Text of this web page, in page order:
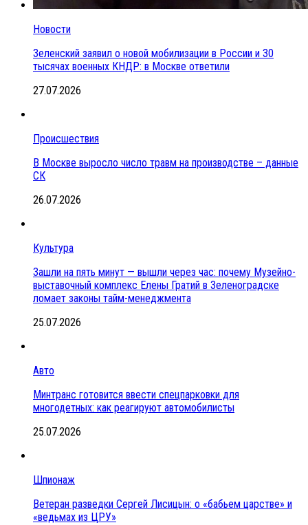
Новости
Зеленский заявил о новой мобилизации в России и 30
тысячах военных КНДР: в Москве ответили
27.07.2026
Происшествия
В Москве выросло число травм на производстве – данные
СК
26.07.2026
Культура
Зашли на пять минут — вышли через час: почему Музейно-
выставочный комплекс Елены Гратий в Зеленоградске
ломает законы тайм-менеджмента
25.07.2026
Авто
Минтранс готовится ввести спецпарковки для
многодетных: как реагируют автомобилисты
25.07.2026
Шпионаж
Ветеран разведки Сергей Лисицын: о «бабьем царстве» и
«ведьмах из ЦРУ»